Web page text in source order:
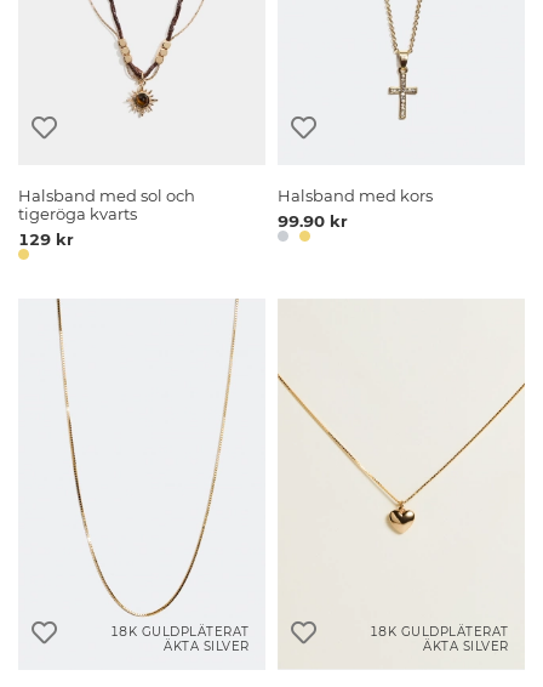
Halsband med sol och
tigeröga kvarts
129 kr
Halsband med kors
99.90 kr
18K GULDPLÄTERAT
ÄKTA SILVER
18K GULDPLÄTERAT
ÄKTA SILVER